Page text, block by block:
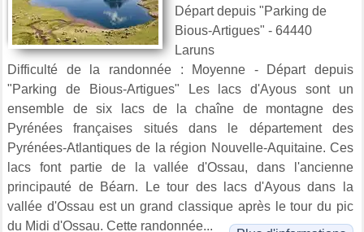
Départ depuis "Parking de
Bious-Artigues" - 64440
Laruns
Difficulté de la randonnée : Moyenne - Départ depuis
"Parking de Bious-Artigues" Les lacs d'Ayous sont un
ensemble de six lacs de la chaîne de montagne des
Pyrénées françaises situés dans le département des
Pyrénées-Atlantiques de la région Nouvelle-Aquitaine. Ces
lacs font partie de la vallée d'Ossau, dans l'ancienne
principauté de Béarn. Le tour des lacs d'Ayous dans la
vallée d'Ossau est un grand classique après le tour du pic
du Midi d'Ossau. Cette randonnée...